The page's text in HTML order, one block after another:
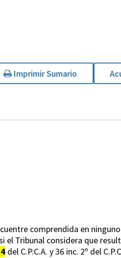
Imprimir Sumario
comprendida en
el Tribunal considera que
del C.P.C.A. y 36 inc. 2º del